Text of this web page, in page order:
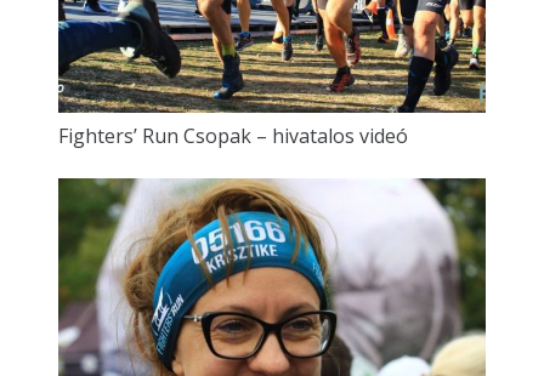
Fighters’ Run Csopak – hivatalos videó